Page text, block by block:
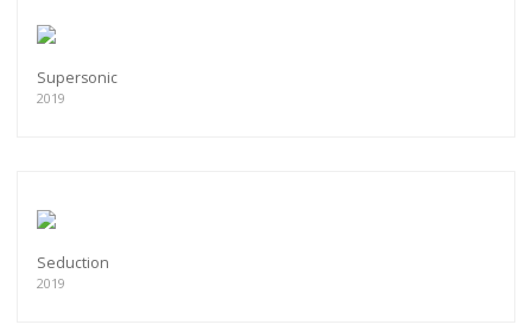
Supersonic
2019
Seduction
2019